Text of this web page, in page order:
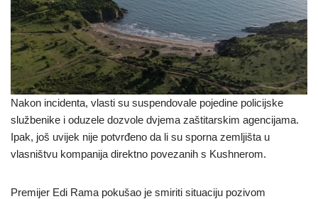
Nakon incidenta, vlasti su suspendovale pojedine policijske
službenike i oduzele dozvole dvjema zaštitarskim agencijama.
Ipak, još uvijek nije potvrđeno da li su sporna zemljišta u
vlasništvu kompanija direktno povezanih s Kushnerom.
Premijer Edi Rama pokušao je smiriti situaciju pozivom